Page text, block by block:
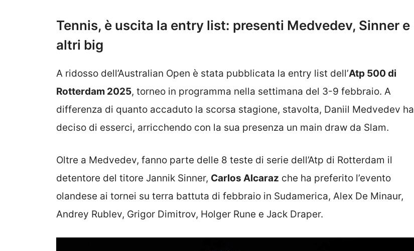
Tennis, è uscita la entry list: presenti Medvedev, Sinner e
altri big
A ridosso dell’Australian Open è stata pubblicata la entry list dell’Atp 500 di
Rotterdam 2025, torneo in programma nella settimana del 3-9 febbraio. A
differenza di quanto accaduto la scorsa stagione, stavolta, Daniil Medvedev ha
deciso di esserci, arricchendo con la sua presenza un main draw da Slam.
Oltre a Medvedev, fanno parte delle 8 teste di serie dell’Atp di Rotterdam il
detentore del titore Jannik Sinner, Carlos Alcaraz che ha preferito l’evento
olandese ai tornei su terra battuta di febbraio in Sudamerica, Alex De Minaur,
Andrey Rublev, Grigor Dimitrov, Holger Rune e Jack Draper.